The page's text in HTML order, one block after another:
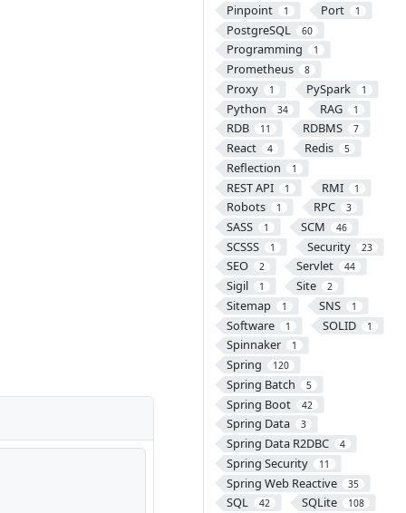
Pinpoint 1 Port 1
PostgreSQL 60
Programming 1
Prometheus 8
Proxy 1 PySpark 1
Python 34 RAG 1
RDB 11 RDBMS 7
React 4 Redis 5
Reflection 1
REST API 1 RMI 1
Robots 1 RPC 3
SASS 1 SCM 46
SCSSS 1 Security 23
SEO 2 Servlet 44
Sigil 1 Site 2
Sitemap 1 SNS 1
Software 1 SOLID 1
Spinnaker 1
Spring 120
Spring Batch 5
Spring Boot 42
Spring Data 3
Spring Data R2DBC 4
Spring Security 11
Spring Web Reactive 35
SQL 42 SQLite 108